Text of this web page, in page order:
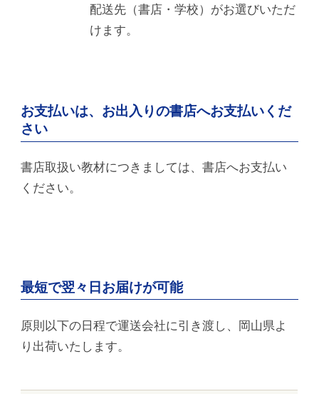
配送先（書店・学校）がお選びいただ
けます。
お支払いは、お出入りの書店へお支払いくだ
さい
書店取扱い教材につきましては、書店へお支払い
ください。
最短で翌々日お届けが可能
原則以下の日程で運送会社に引き渡し、岡山県よ
り出荷いたします。